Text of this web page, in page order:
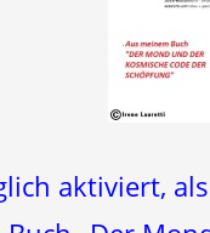
aktiviert,